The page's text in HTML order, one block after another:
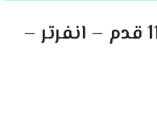
فريزر سامسونج عامودي 11 قدم – انفرتر –